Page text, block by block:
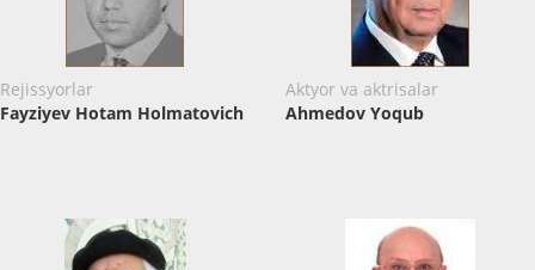
Rejissyorlar
Fayziyev Hotam Holmatovich
Aktyor va aktrisalar
Ahmedov Yоqub